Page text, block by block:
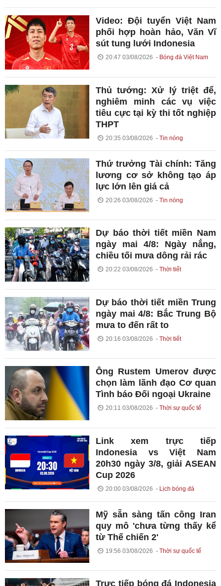
Video: Đội tuyển Việt Nam
phối hợp hoàn hảo, Văn Vĩ
sút tung lưới Indonesia
20:47 03/08/2026 Bóng đá Việt Nam
Thủ tướng: Xử lý triệt để,
nghiêm minh các vụ việc
tiêu cực tại kỳ thi tốt nghiệp
THPT
20:35 03/08/2026 Tin nóng
Thứ trưởng Tài chính: Tăng
lương cơ sở không tạo áp
lực lớn lên giá cả
20:26 03/08/2026 Tin nóng
Dự báo thời tiết miền Nam
ngày mai 4/8: Ngày nắng,
chiều tối mưa dông rải rác
20:22 03/08/2026 Thời tiết
Dự báo thời tiết miền Trung
ngày mai 4/8: Bắc Trung Bộ
mưa to đến rất to
20:16 03/08/2026 Thời tiết
Ông Rustem Umerov được
chọn làm lãnh đạo Cơ quan
Tình báo Đối ngoại Ukraine
20:11 03/08/2026 Thời sự quốc tế
Link xem trực tiếp
Indonesia vs Việt Nam
20h30 ngày 3/8, giải ASEAN
Cup 2026
20:00 03/08/2026 Lịch bóng đá
Mỹ sẵn sàng tấn công Iran
quy mô 'chưa từng thấy kể
từ Thế chiến 2'
19:56 03/08/2026 Thời sự quốc tế
Trực tiếp bóng đá Indonesia